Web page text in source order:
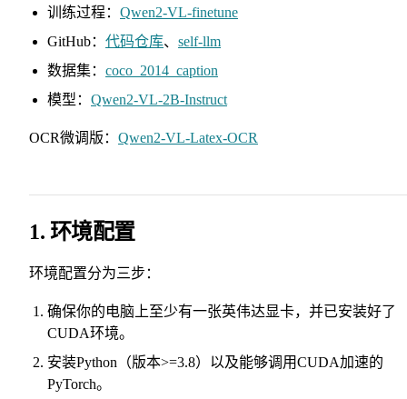
训练过程： Qwen2-VL-finetune
GitHub： 代码仓库、 self-llm
数据集： coco_2014_caption
模型： Qwen2-VL-2B-Instruct
OCR微调版： Qwen2-VL-Latex-OCR
1. 环境配置
环境配置分为三步：
确保你的电脑上至少有一张英伟达显卡，并已安装好了
CUDA环境。
安装Python（版本>=3.8）以及能够调用CUDA加速的
PyTorch。